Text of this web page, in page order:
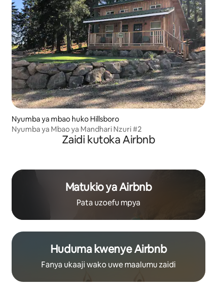
Nyumba ya mbao huko Hillsboro
Nyumba ya Mbao ya Mandhari Nzuri #2
Zaidi kutoka Airbnb
Matukio ya Airbnb
Pata uzoefu mpya
Huduma kwenye Airbnb
Fanya ukaaji wako uwe maalumu zaidi